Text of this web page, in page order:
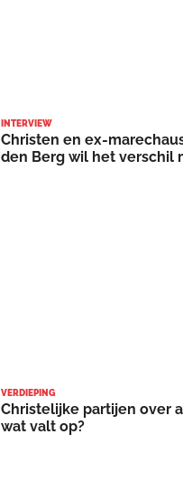
INTERVIEW
Christen en ex-
den Berg wil het verschil
VERDIEPING
Christelijke partijen over
wat valt op?